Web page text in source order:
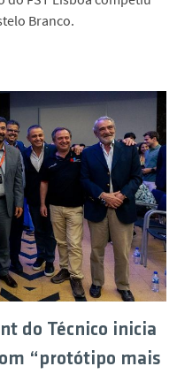
Branco.
do Técnico inicia
“protótipo mais